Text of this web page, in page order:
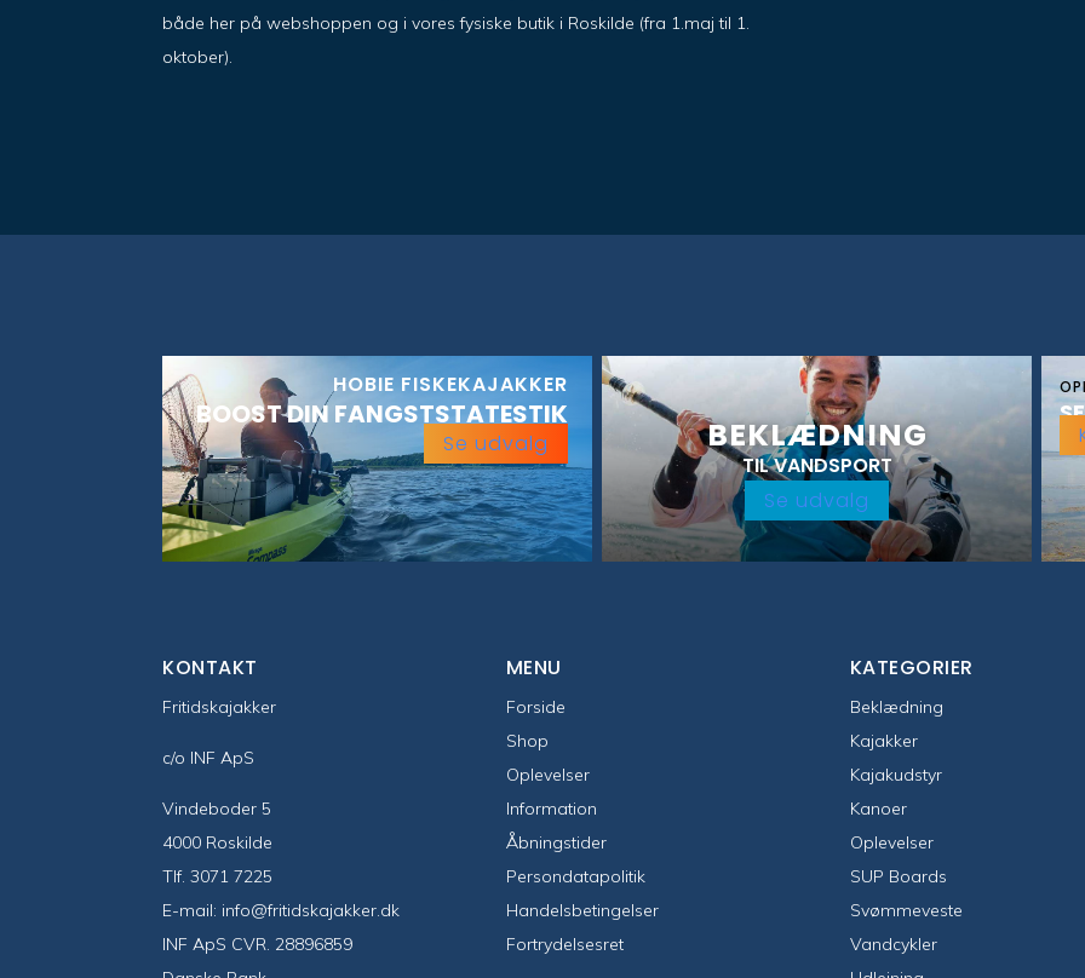
både her på webshoppen og i vores fysiske butik i Roskilde (fra 1.maj til 1.
oktober).
HOBIE FISKEKAJAKKER
BOOST DIN FANGSTSTATESTIK
Se udvalg BEKLÆDNING
TIL VANDSPORT
Se udvalg
KONTAKT
Fritidskajakker
c/o INF ApS
Vindeboder 5
4000 Roskilde
Tlf.3071 7225
E-mail: info@fritidskajakker.dk
INF ApS CVR. 28896859
MENU
Forside
Shop
Oplevelser
Information
Åbningstider
Persondatapolitik
Handelsbetingelser
Fortrydelsesret
KATEGORIER
Beklædning
Kajakker
Kajakudstyr
Kanoer
Oplevelser
SUP Boards
Svømmeveste
Vandcykler